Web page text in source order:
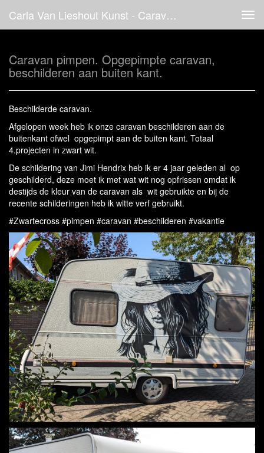
Carla Van Lieshout Kunst - Caravan Pimpen. Opgepimpte Caravan, Beschilderen Aan Buiten Kant.
Caravan pimpen. Opgepimpte caravan,
beschilderen aan buiten kant.
Beschilderde caravan.
Afgelopen week heb ik onze caravan beschilderen aan de
buitenkant ofwel opgepimpt aan de buiten kant. Totaal
4.projecten in zwart wit.
De schildering van Jimi Hendrix heb ik er 4 jaar geleden al op
geschilderd, deze moet ik met wat wit nog opfrissen omdat ik
destijds de kleur van de caravan als wit gebruikte en bij de
recente schilderingen heb ik witte verf gebruikt.
#Zwartecross #pimpen #caravan #beschilderen #vakantie